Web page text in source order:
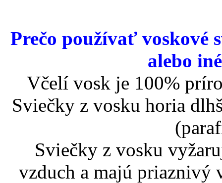
Prečo používať voskové
alebo
Včelí vosk je 100%
Sviečky z vosku horia
Sviečky z vosku
vzduch a majú priaznivý